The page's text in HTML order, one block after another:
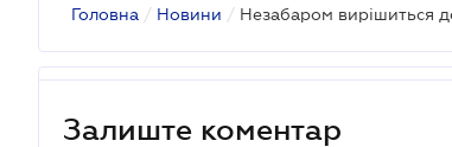
Головна / Новини / Незабаром вирішиться
Залиште коментар